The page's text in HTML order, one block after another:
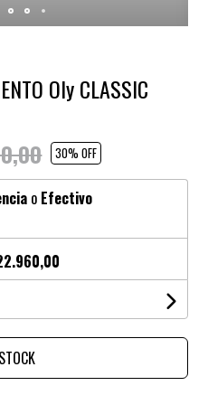
Oly CLASSIC
30% OFF
o Efectivo